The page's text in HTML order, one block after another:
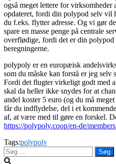
også meget lettere for virksomheder
opdateret, fordi din polypod selv vil
du f.eks. flytter adresse. Og vi gør
spare en masse penge på centrale
overflødige, fordi det er din
beregningerne.
polypoly er en europæisk
som du måske kan forstå er jeg selv
Fordi det flugter virkeligt godt med
skal da heller ikke snydes for at
andel koster 5 euro (og du må
får du indflydelse, del i et
af, at være med til gøre en forskel.
https://polypoly.coop/en-de/
Tags:polypoly
Søg
efter: